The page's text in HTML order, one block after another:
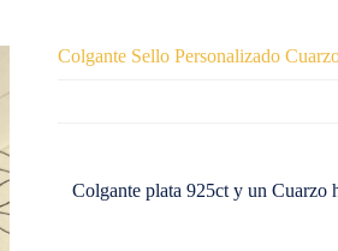
Colgante Sello Personalizado
Colgante plata 925ct y un Cuarzo